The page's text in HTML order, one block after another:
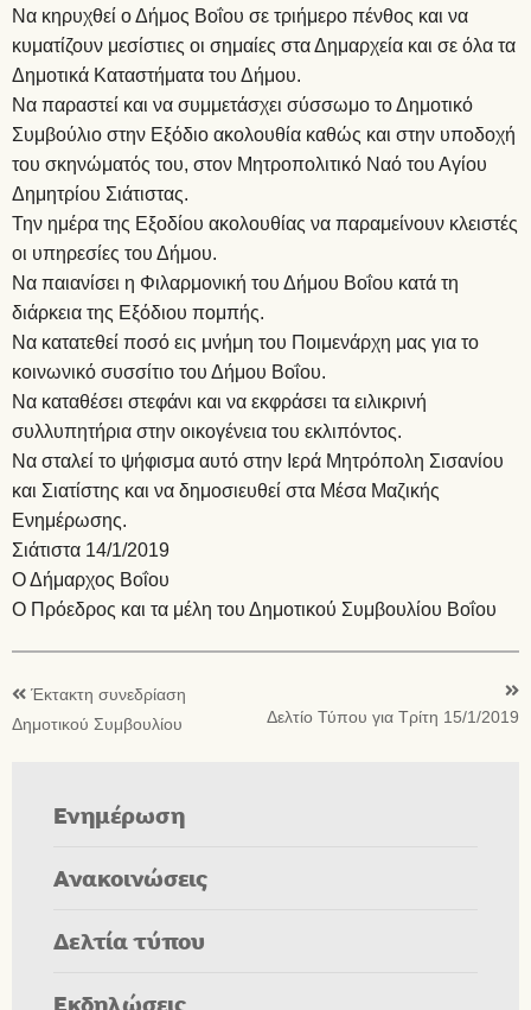
Να κηρυχθεί ο Δήμος Βοΐου σε τριήμερο πένθος και να
κυματίζουν μεσίστιες οι σημαίες στα Δημαρχεία και σε όλα τα
Δημοτικά Καταστήματα του Δήμου.
Να παραστεί και να συμμετάσχει σύσσωμο το Δημοτικό
Συμβούλιο στην Εξόδιο ακολουθία καθώς και στην υποδοχή
του σκηνώματός του, στον Μητροπολιτικό Ναό του Αγίου
Δημητρίου Σιάτιστας.
Την ημέρα της Εξοδίου ακολουθίας να παραμείνουν κλειστές
οι υπηρεσίες του Δήμου.
Να παιανίσει η Φιλαρμονική του Δήμου Βοΐου κατά τη
διάρκεια της Εξόδιου πομπής.
Να κατατεθεί ποσό εις μνήμη του Ποιμενάρχη μας για το
κοινωνικό συσσίτιο του Δήμου Βοΐου.
Να καταθέσει στεφάνι και να εκφράσει τα ειλικρινή
συλλυπητήρια στην οικογένεια του εκλιπόντος.
Να σταλεί το ψήφισμα αυτό στην Ιερά Μητρόπολη Σισανίου
και Σιατίστης και να δημοσιευθεί στα Μέσα Μαζικής
Ενημέρωσης.
Σιάτιστα 14/1/2019
Ο Δήμαρχος Βοΐου
Ο Πρόεδρος και τα μέλη του Δημοτικού Συμβουλίου Βοΐου
Έκτακτη συνεδρίαση
Δημοτικού Συμβουλίου
Δελτίο Τύπου για Τρίτη 15/1/2019
Ενημέρωση
Ανακοινώσεις
Δελτία τύπου
Εκδηλώσεις